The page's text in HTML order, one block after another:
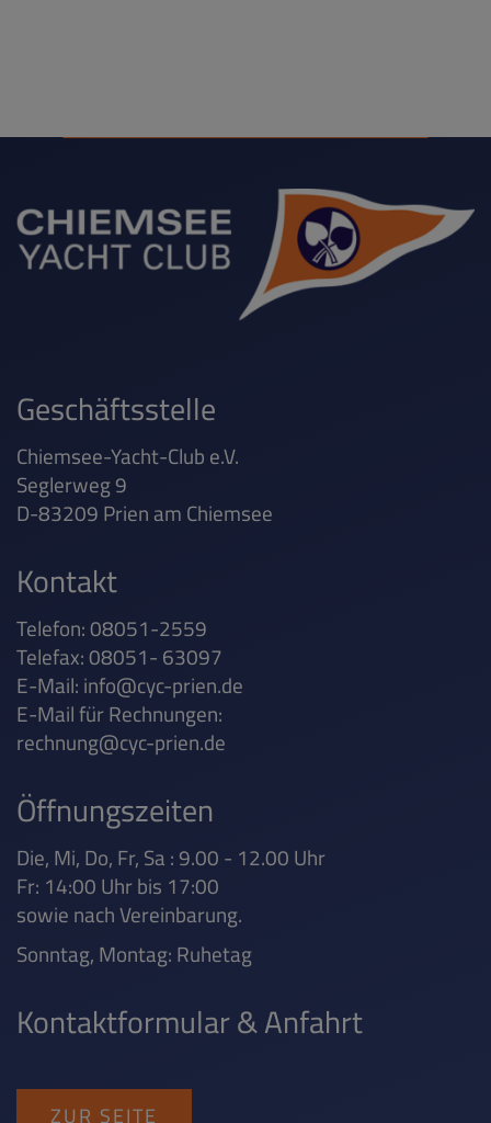
Geschäftsstelle
Chiemsee-Yacht-Club e.V.
Seglerweg 9
D-83209 Prien am Chiemsee
Kontakt
Telefon: 08051-2559
Telefax: 08051- 63097
E-Mail:info@cyc-prien.de
E-Mail für Rechnungen:
rechnung@cyc-prien.de
Öffnungszeiten
Die, Mi, Do, Fr, Sa : 9.00 - 12.00 Uhr
Fr: 14:00 Uhr bis 17:00
sowie nach Vereinbarung.
Sonntag, Montag: Ruhetag
Kontaktformular & Anfahrt